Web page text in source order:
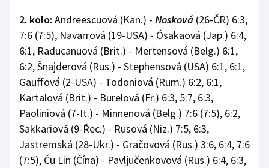
2. kolo: Andreescuová (Kan.) - Nosková (26-ČR) 6:3,
7:6 (7:5), Navarrová (19-USA) - Ósakaová (Jap.) 6:4,
6:1, Raducanuová (Brit.) - Mertensová (Belg.) 6:1,
6:2, Šnajderová (Rus.) - Stephensová (USA) 6:1, 6:1,
Gauffová (2-USA) - Todoniová (Rum.) 6:2, 6:1,
Kartalová (Brit.) - Burelová (Fr.) 6:3, 5:7, 6:3,
Paoliniová (7-It.) - Minnenová (Belg.) 7:6 (7:5), 6:2,
Sakkariová (9-Řec.) - Rusová (Niz.) 7:5, 6:3,
Jastremská (28-Ukr.) - Gračovová (Rus.) 3:6, 6:4, 7:6
(7:5), Ču Lin (Čína) - Pavljučenkovová (Rus.) 6:4, 6:3,